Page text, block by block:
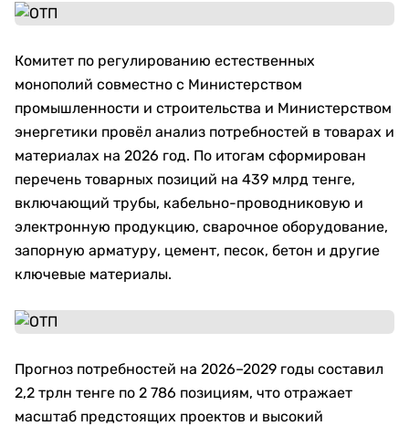
Комитет по регулированию естественных
монополий совместно с Министерством
промышленности и строительства и Министерством
энергетики провёл анализ потребностей в товарах и
материалах на 2026 год. По итогам сформирован
перечень товарных позиций на 439 млрд тенге,
включающий трубы, кабельно-проводниковую и
электронную продукцию, сварочное оборудование,
запорную арматуру, цемент, песок, бетон и другие
ключевые материалы.
Прогноз потребностей на 2026–2029 годы составил
2,2 трлн тенге по 2 786 позициям, что отражает
масштаб предстоящих проектов и высокий